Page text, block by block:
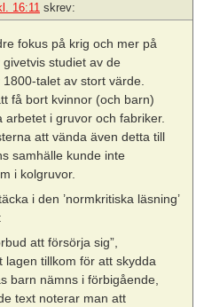
16:11 skrev:
fokus på krig och mer på
studiet av de
talet av stort värde.
få bort kvinnor (och barn)
i gruvor och fabriker.
att vända även detta till
samhälle kunde inte
i kolgruvor.
i den ’normkritiska läsning’
:
att försörja sig”,
lagen tillkom för att skydda
barn nämns i förbigående,
text noterar man att